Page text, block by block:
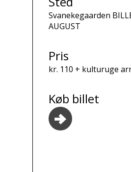
Svanekegaarden
AUGUST
Pris
kr. 110 + kulturuge
Køb billet